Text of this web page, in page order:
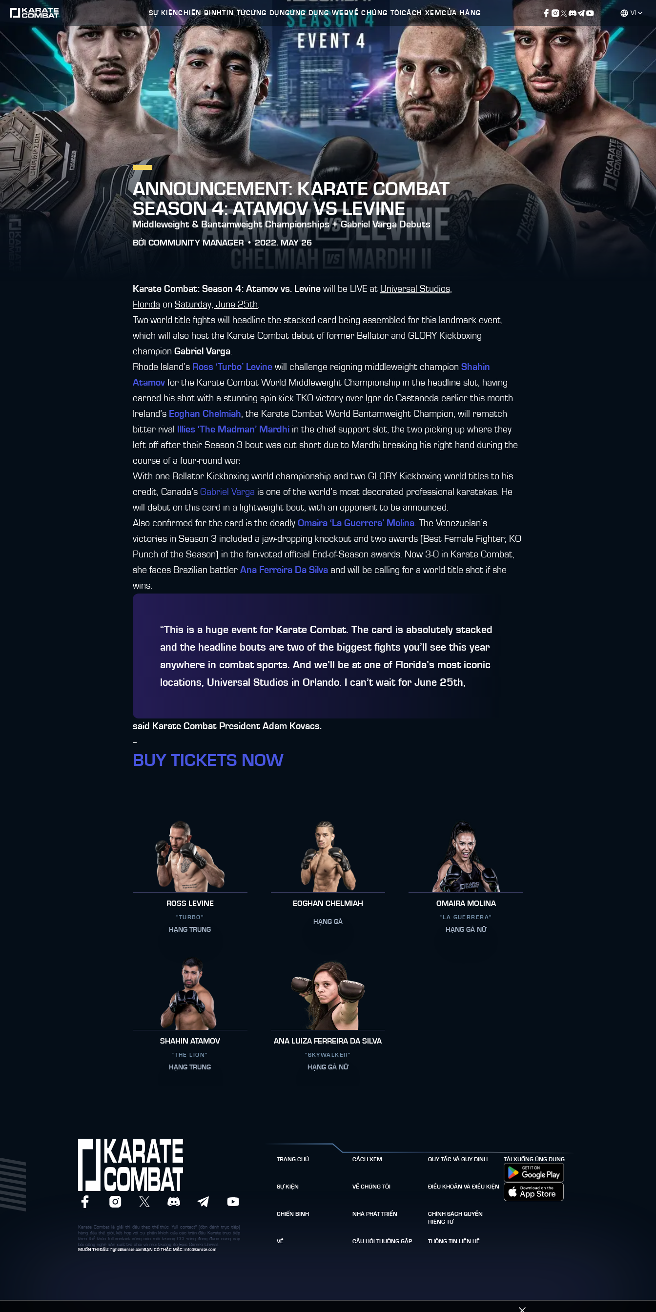
VI
SỰ KIỆNCHIẾN BINHTIN TỨCỨNG DỤNGỨNG DỤNG WEBVỀ CHÚNG TÔICÁCH XEMCỬA HÀNG
ANNOUNCEMENT: KARATE COMBAT
SEASON 4: ATAMOV VS LEVINE
Middleweight & Bantamweight Championships + Gabriel Varga Debuts
BỞI COMMUNITY MANAGER •2022. MAY 26
Karate Combat: Season 4: Atamov vs. Levine will be LIVE at Universal Studios,
Florida on Saturday, June 25th.
Two-world title fights will headline the stacked card being assembled for this landmark event,
which will also host the Karate Combat debut of former Bellator and GLORY Kickboxing
champion Gabriel Varga.
Rhode Island’s Ross ‘Turbo’ Levine will challenge reigning middleweight champion Shahin
Atamov for the Karate Combat World Middleweight Championship in the headline slot, having
earned his shot with a stunning spin-kick TKO victory over Igor de Castaneda earlier this month.
Ireland’s Eoghan Chelmiah, the Karate Combat World Bantamweight Champion, will rematch
bitter rival
Illies ‘The Madman’ Mardhi in the chief support slot, the two picking up where they
left off after their Season 3 bout was cut short due to Mardhi breaking his right hand during the
course of a four-round war.
With one Bellator Kickboxing world championship and two GLORY Kickboxing world titles to his
credit, Canada’s Gabriel Varga is one of the world’s most decorated professional karatekas. He
will debut on this card in a lightweight bout, with an opponent to be announced.
Also confirmed for the card is the deadly Omaira ‘La Guerrera’ Molina. The Venezuelan’s
victories in Season 3 included a jaw-dropping knockout and two awards (Best Female Fighter; KO
Punch of the Season) in the fan-voted official End-of-Season awards. Now 3-0 in Karate Combat,
she faces Brazilian battler Ana Ferreira Da Silva and will be calling for a world title shot if she
wins.
“This is a huge event for Karate Combat. The card is absolutely stacked
and the headline bouts are two of the biggest fights you’ll see this year
anywhere in combat sports. And we’ll be at one of Florida’s most iconic
locations, Universal Studios in Orlando. I can’t wait for June 25th,
said Karate Combat President Adam Kovacs.
--
BUY TICKETS NOW
ROSS LEVINE
"TURBO"
HẠNG TRUNG
EOGHAN CHELMIAH
HẠNG GÀ
OMAIRA MOLINA
"LA GUERRERA"
HẠNG GÀ NỮ
SHAHIN ATAMOV
"THE LION"
HẠNG TRUNG
ANA LUIZA FERREIRA DA SILVA
"SKYWALKER"
HẠNG GÀ NỮ
TRANG CHỦ
SỰ KIỆN
CHIẾN BINH
VÉ
CÁCH XEM
VỀ CHÚNG TÔI
NHÀ PHÁT TRIỂN
CÂU HỎI THƯỜNG GẶP
QUY TẮC VÀ QUY ĐỊNH
ĐIỀU KHOẢN VÀ ĐIỀU KIỆN
CHÍNH SÁCH QUYỀN
RIÊNG TƯ
THÔNG TIN LIÊN HỆ
TẢI XUỐNG ỨNG DỤNG
Karate Combat là giải thi đấu theo thể thức "full contact" (đòn đánh trực tiếp)
hàng đầu thế giới, kết hợp với sự phấn khích của các trận đấu Karate trực tiếp
theo thể thức full-contact cùng các môi trường CGI sống động được cung cấp
bởi công nghệ sản xuất trò chơi và môi trường ảo Epic Games Unreal.
MUỐN THI ĐẤU: fight@karate.comBẠN CÓ THẮC MẮC: info@karate.com